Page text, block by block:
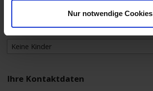
Nur notwendige Cookies
Keine Kinder
Ihre Kontaktdaten